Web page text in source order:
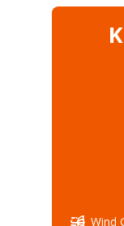
Wind